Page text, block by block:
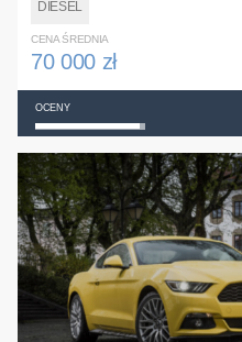
DIESEL
CENA ŚREDNIA
70 000 zł
OCENY